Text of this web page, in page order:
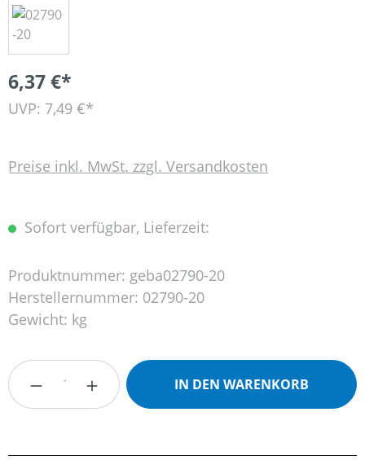
6,37 €*
UVP: 7,49 €*
Preise inkl. MwSt. zzgl. Versandkosten
Sofort verfügbar, Lieferzeit:
Produktnummer: geba02790-20
Herstellernummer: 02790-20
Gewicht: kg
Produkt Anzahl: Gib den gewünschten
IN DEN WARENKORB